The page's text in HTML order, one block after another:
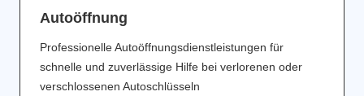
Аutoöffnung
Professionelle Autoöffnungsdienstleistungen für
schnelle und zuverlässige Hilfe bei verlorenen oder
verschlossenen Autoschlüsseln